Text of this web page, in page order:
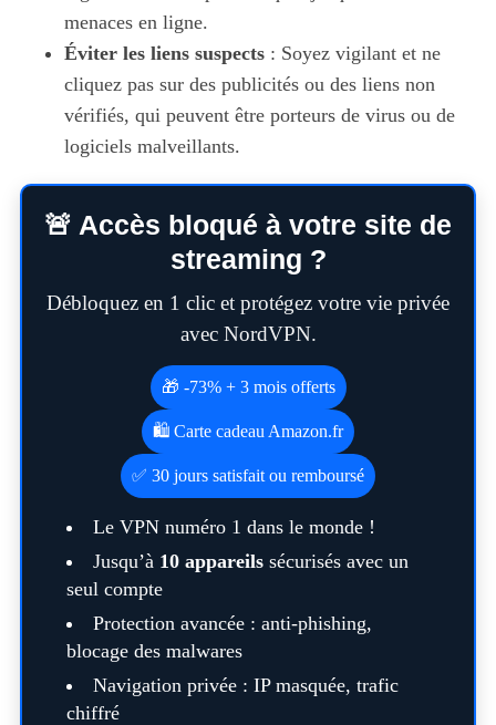
menaces en ligne.
Éviter les liens suspects: Soyez vigilant et ne
cliquez pas sur des publicités ou des liens non
vérifiés, qui peuvent être porteurs de virus ou de
logiciels malveillants.
🚨 Accès bloqué à votre site de
streaming ?
Débloquez en 1 clic et protégez votre vie privée
avec NordVPN.
🎁 -73% + 3 mois offerts
🛍️ Carte cadeau Amazon.fr
✅ 30 jours satisfait ou remboursé
Le VPN numéro 1 dans le monde !
Jusqu’à 10 appareilssécurisés avec un
seul compte
Protection avancée : anti-phishing,
blocage des malwares
Navigation privée : IP masquée, trafic
chiffré
S
e
a
h
r